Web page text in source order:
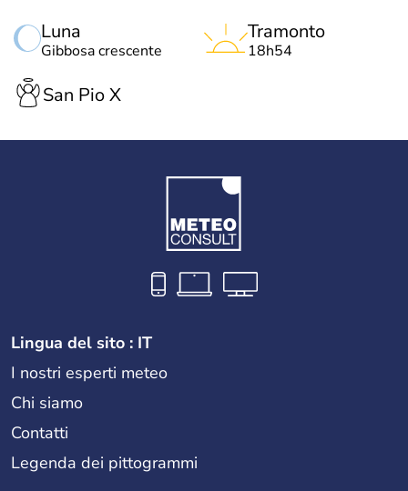
Luna
Gibbosa crescente
Tramonto
18h54
San Pio X
Lingua del sito : IT
I nostri esperti meteo
Chi siamo
Contatti
Legenda dei pittogrammi